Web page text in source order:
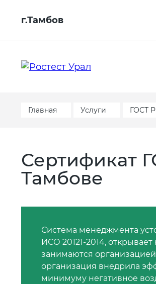
г.Тамбов
Главная Услуги ГОСТ
Сертификат
Тамбове
Система менеджмента
ИСО 20121-2014,
занимаются
организация внедрила
минимуму негативное